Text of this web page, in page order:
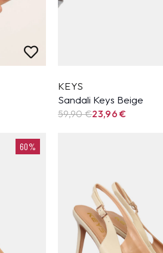
KEYS
Sandali Keys Beige
59,90€23,96€
60%